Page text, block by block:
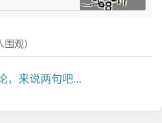
围观）
，来说两句吧...